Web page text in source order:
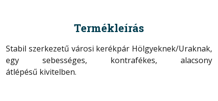
Termékleírás
Stabil szerkezetű városi kerékpár Hölgyeknek/Uraknak,
egy sebességes, kontrafékes, alacsony
átlépésű kivitelben.